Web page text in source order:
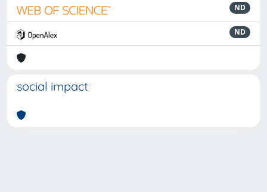
ND
ND
social impact